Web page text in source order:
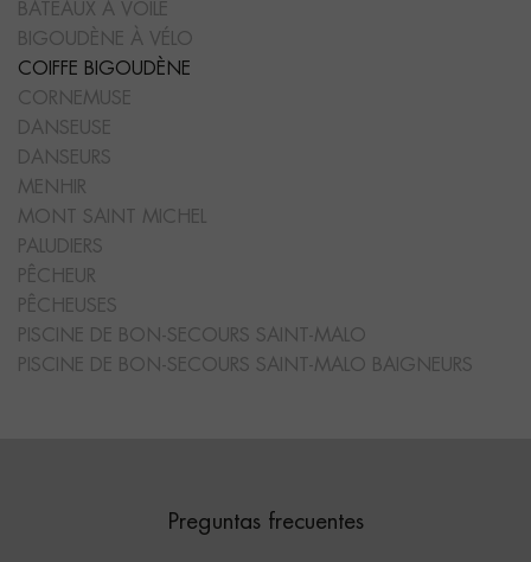
BATEAUX A VOILE
BIGOUDÈNE À VÉLO
COIFFE BIGOUDÈNE
CORNEMUSE
DANSEUSE
DANSEURS
MENHIR
MONT SAINT MICHEL
PALUDIERS
PÊCHEUR
PÊCHEUSES
PISCINE DE BON-SECOURS SAINT-MALO
PISCINE DE BON-SECOURS SAINT-MALO BAIGNEURS
Preguntas frecuentes